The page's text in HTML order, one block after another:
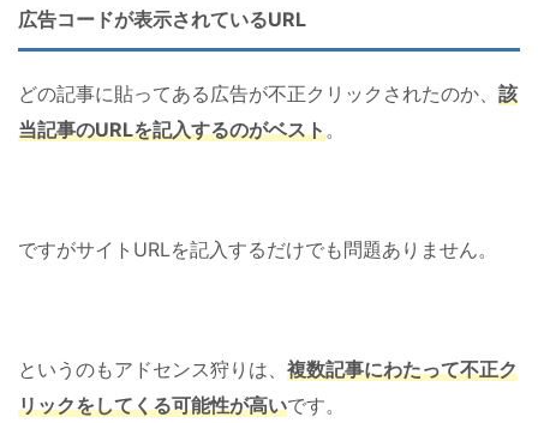
広告コードが表示されているURL
どの記事に貼ってある広告が不正クリックされたのか、 該
当記事のURLを記入するのがベスト。
ですがサイトURLを記入するだけでも問題ありません。
というのもアドセンス狩りは、 複数記事にわたって不正ク
リックをしてくる可能性が高いです。